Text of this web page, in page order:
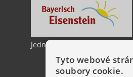
Jedno město, dvě země
Tyto webové
soubory cookie.